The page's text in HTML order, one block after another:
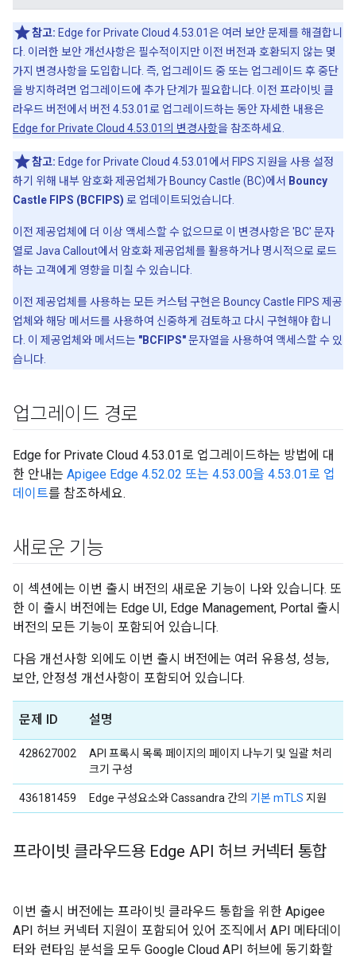
참고: Edge for Private Cloud 4.53.01은 여러 보안 문제를 해결합니
다. 이러한 보안 개선사항은 필수적이지만 이전 버전과 호환되지 않는 몇
가지 변경사항을 도입합니다. 즉, 업그레이드 중 또는 업그레이드 후 중단
을 방지하려면 업그레이드에 추가 단계가 필요합니다. 이전 프라이빗 클
라우드 버전에서 버전 4.53.01로 업그레이드하는 동안 자세한 내용은
Edge for Private Cloud 4.53.01의 변경사항을 참조하세요.
참고: Edge for Private Cloud 4.53.01에서 FIPS 지원을 사용 설정
하기 위해 내부 암호화 제공업체가 Bouncy Castle (BC)에서 Bouncy
Castle FIPS (BCFIPS) 로 업데이트되었습니다.
이전 제공업체에 더 이상 액세스할 수 없으므로 이 변경사항은 'BC' 문자
열로 Java Callout에서 암호화 제공업체를 활용하거나 명시적으로 로드
하는 고객에게 영향을 미칠 수 있습니다.
이전 제공업체를 사용하는 모든 커스텀 구현은 Bouncy Castle FIPS 제공
업체와 해당 메서드를 사용하여 신중하게 검토하고 다시 구현해야 합니
다. 이 제공업체와 메서드는 "BCFIPS"문자열을 사용하여 액세스할 수 있
습니다.
업그레이드 경로
Edge for Private Cloud 4.53.01로 업그레이드하는 방법에 대
한 안내는 Apigee Edge 4.52.02 또는 4.53.00을 4.53.01로 업
데이트를 참조하세요.
새로운 기능
이 섹션에는 이번 출시 버전의 새로운 기능이 나와 있습니다. 또
한 이 출시 버전에는 Edge UI, Edge Management, Portal 출시
버전의 모든 기능이 포함되어 있습니다.
다음 개선사항 외에도 이번 출시 버전에는 여러 유용성, 성능,
보안, 안정성 개선사항이 포함되어 있습니다.
문제 ID 설명
428627002
API 프록시 목록 페이지의 페이지 나누기 및 일괄 처리
크기 구성
436181459 Edge 구성요소와 Cassandra 간의 기본 mTLS 지원
프라이빗 클라우드용 Edge API 허브 커넥터 통합
이번 출시 버전에는 프라이빗 클라우드 통합을 위한 Apigee
API 허브 커넥터 지원이 포함되어 있어 조직에서 API 메타데이
터와 런타임 분석을 모두 Google Cloud API 허브에 동기화할